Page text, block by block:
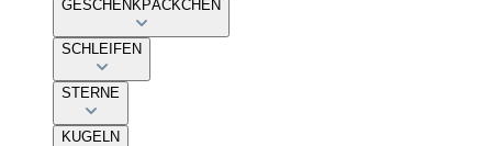
GESCHENKPÄCKCHEN
SCHLEIFEN
STERNE
KUGELN